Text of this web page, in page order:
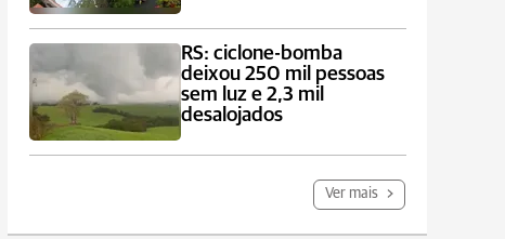
RS: ciclone-bomba
deixou 250 mil pessoas
sem luz e 2,3 mil
desalojados
Ver mais